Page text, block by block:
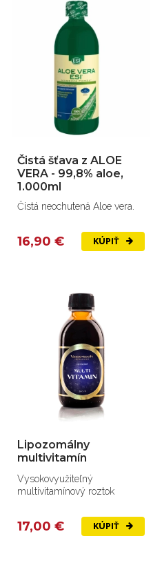
Čistá šťava z ALOE
VERA - 99,8% aloe,
1.000ml
Čistá neochutená Aloe vera.
16,90 € KÚPIŤ
Lipozomálny
multivitamín
Vysokovyužiteľný
multivitamínový roztok
17,00 € KÚPIŤ